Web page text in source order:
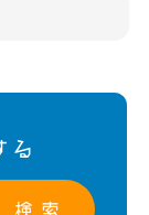
る
検 索